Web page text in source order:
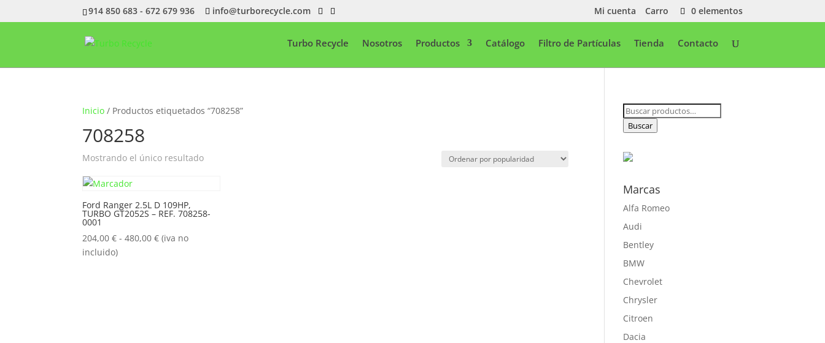
914 850 683 - 672 679 936 info@turborecycle.com Mi cuenta Carro 0 elementos
Turbo Recycle Nosotros Productos Catálogo Filtro de Partículas Tienda Contacto
Inicio / Productos etiquetados “708258”
708258
Mostrando el único resultado
Ford Ranger 2.5L D 109HP,
TURBO GT2052S – REF. 708258-
0001
204,00€ - 480,00€Rango
(iva no
incluido)
Buscar
por:
Buscar
Marcas
Alfa Romeo
Audi
Bentley
BMW
Chevrolet
Chrysler
Citroen
Dacia